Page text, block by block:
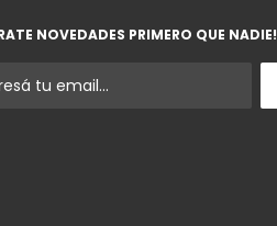
NOVEDADES PRIMERO QUE NADIE!